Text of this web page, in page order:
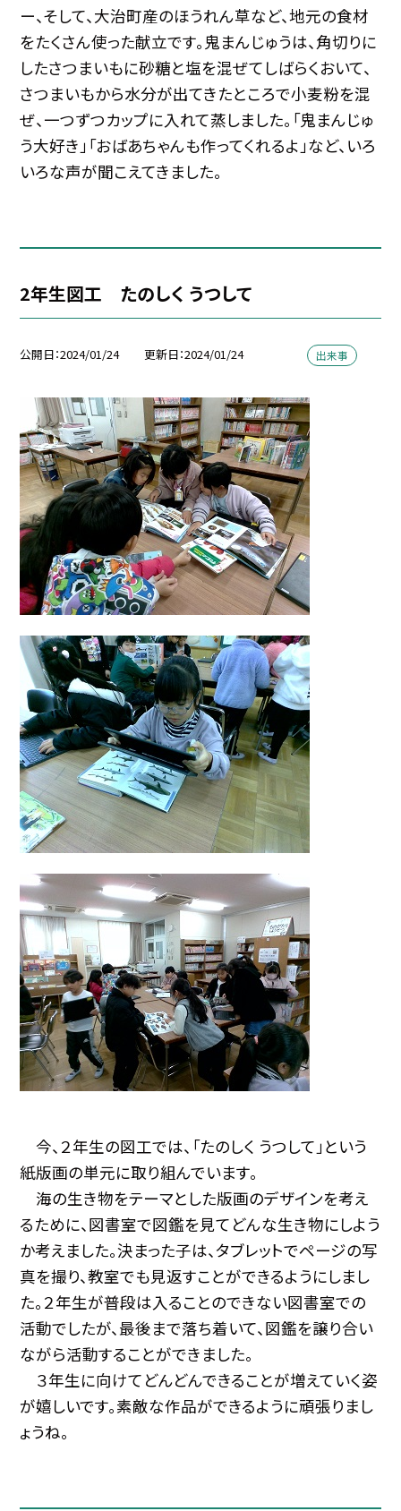
ー、そして、大治町産のほうれん草など、地元の食材
をたくさん使った献立です。鬼まんじゅうは、角切りに
したさつまいもに砂糖と塩を混ぜてしばらくおいて、
さつまいもから水分が出てきたところで小麦粉を混
ぜ、一つずつカップに入れて蒸しました。「鬼まんじゅ
う大好き」「おばあちゃんも作ってくれるよ」など、いろ
いろな声が聞こえてきました。
2年生図工 たのしく うつして
公開日 2024/01/24 更新日 2024/01/24 出来事
今、２年生の図工では、「たのしく うつして」という
紙版画の単元に取り組んでいます。
海の生き物をテーマとした版画のデザインを考え
るために、図書室で図鑑を見てどんな生き物にしよう
か考えました。決まった子は、タブレットでページの写
真を撮り、教室でも見返すことができるようにしまし
た。２年生が普段は入ることのできない図書室での
活動でしたが、最後まで落ち着いて、図鑑を譲り合い
ながら活動することができました。
３年生に向けてどんどんできることが増えていく姿
が嬉しいです。素敵な作品ができるように頑張りまし
ょうね。